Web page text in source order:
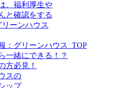
、福利厚生や
と確認をする
ーンハウス
：グリーンハウス_TOP
一緒にできる！？
方必見！
スの
ップ